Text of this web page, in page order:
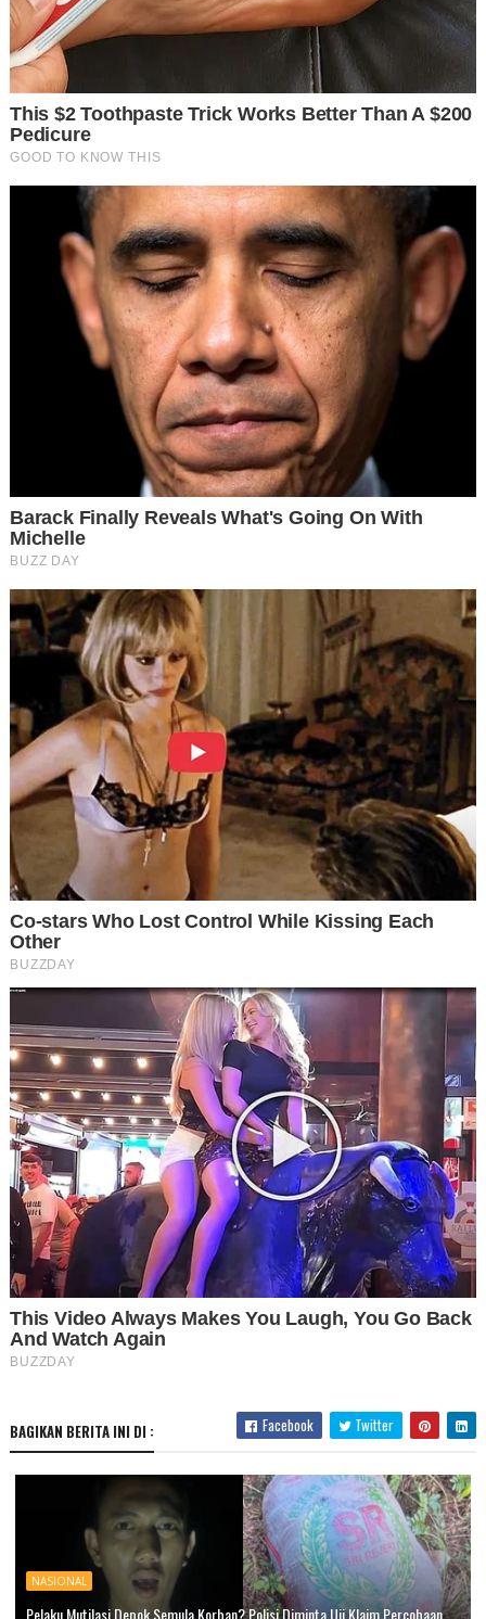
BAGIKAN BERITA INI DI : Facebook Twitter
NASIONAL
Pelaku Mutilasi Depok Semula Korban? Polisi Diminta Uji Klaim Percobaan